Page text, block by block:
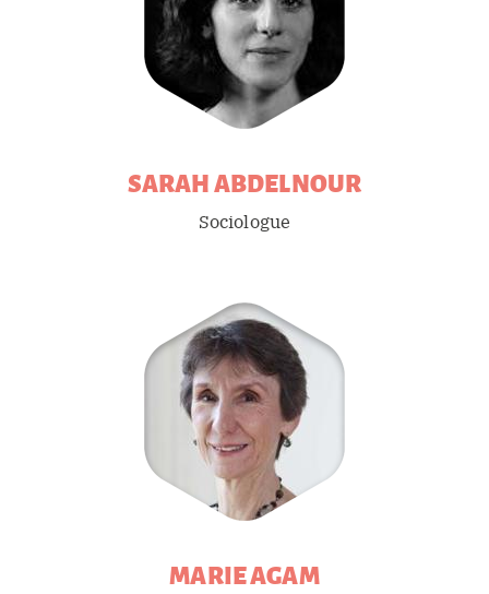
SARAHABDELNOUR
Sociologue
MARIEAGAM